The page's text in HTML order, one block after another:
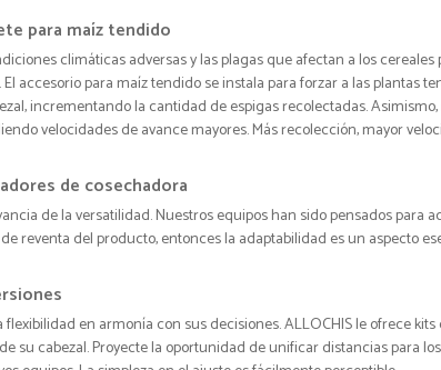
para maíz tendido
climáticas adversas y las plagas que afectan a los
El accesorio para maíz tendido se instala para forzar a las plantas
incrementando la cantidad de espigas recolectadas.
velocidades de avance mayores. Más recolección, mayor
de cosechadora
de la versatilidad. Nuestros equipos han sido pensados para
reventa del producto, entonces la adaptabilidad es un aspecto
flexibilidad en armonía con sus decisiones. ALLOCHIS le ofrece
su cabezal. Proyecte la oportunidad de unificar distancias para